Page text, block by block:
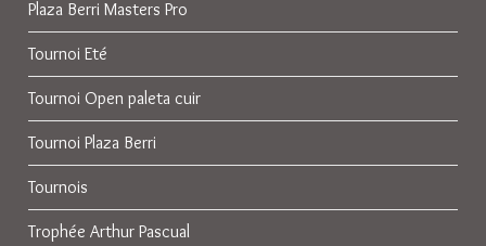
Plaza Berri Masters Pro
Tournoi Eté
Tournoi Open paleta cuir
Tournoi Plaza Berri
Tournois
Trophée Arthur Pascual